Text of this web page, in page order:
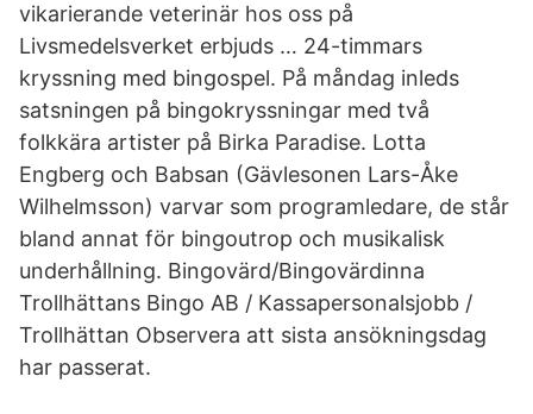
vikarierande veterinär hos oss på
Livsmedelsverket erbjuds … 24-timmars
kryssning med bingo­spel. På måndag inleds
satsningen på bingokryssningar med två
folkkära artister på Birka Paradise. Lotta
Engberg och Babsan (Gävle­sonen Lars-Åke
Wilhelmsson) varvar som programledare, de står
bland annat för bingoutrop och musikalisk
underhållning. Bingovärd/Bingovärdinna
Trollhättans Bingo AB / Kassapersonalsjobb /
Trollhättan Observera att sista ansökningsdag
har passerat.